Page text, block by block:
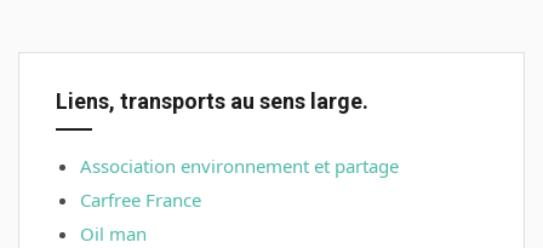
Liens, transports au sens large.
Association environnement et partage
Carfree France
Oil man